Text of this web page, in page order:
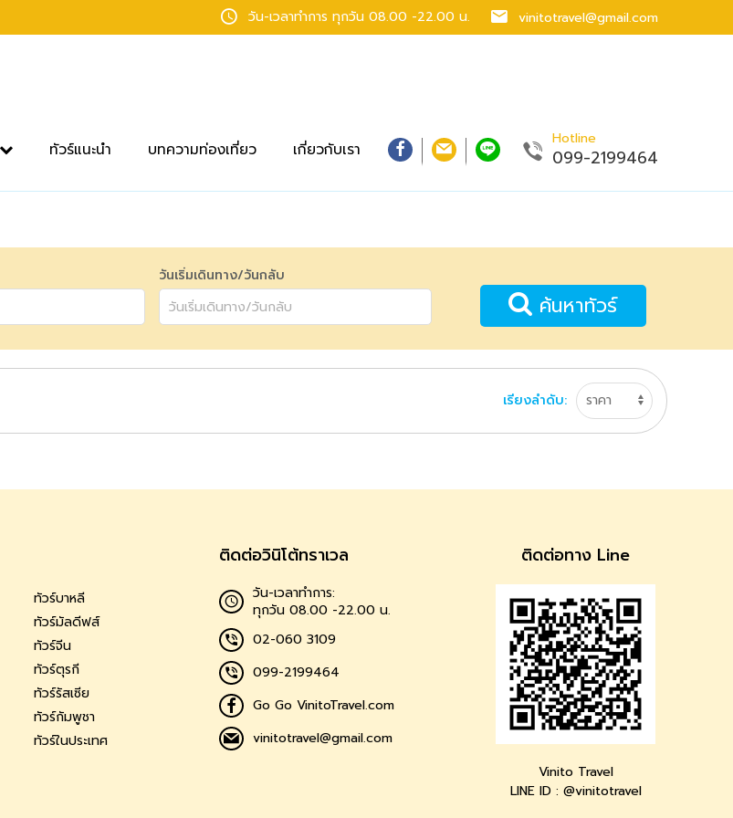
วัน-เวลาทำการ ทุกวัน 08.00 -22.00 น. vinitotravel@gmail.com
ทัวร์แนะนำ บทความท่องเที่ยว เกี่ยวกับเรา
Hotline
099-2199464
วันเริ่มเดินทาง/วันกลับ
ค้นหาทัวร์
เรียงลำดับ:
ทัวร์บาหลี
ทัวร์มัลดีฟส์
ทัวร์จีน
ทัวร์ตุรกี
ทัวร์รัสเซีย
ทัวร์กัมพูชา
ทัวร์ในประเทศ
ติดต่อวินิโต้ทราเวล
วัน-เวลาทำการ:
ทุกวัน 08.00 -22.00 น.
02-060 3109
099-2199464
Go Go VinitoTravel.com
vinitotravel@gmail.com
ติดต่อทาง Line
Vinito Travel
LINE ID : @vinitotravel